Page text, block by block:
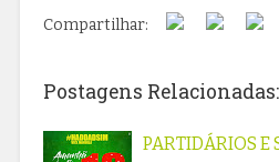
Compartilhar:
Postagens Relacionadas:
PARTIDÁRIOS E